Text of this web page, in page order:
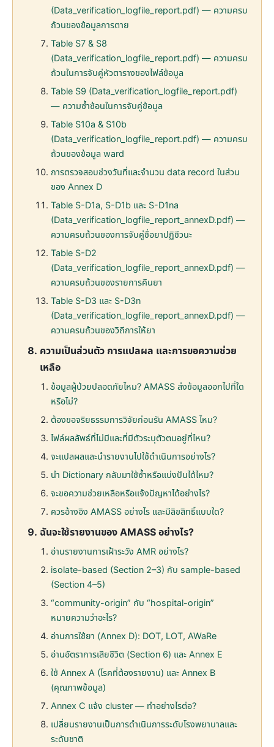
(Data_verification_logfile_report.pdf) — ความครบ
ถ้วนของข้อมูลการตาย
Table S7 & S8
(Data_verification_logfile_report.pdf) — ความครบ
ถ้วนในการจับคู่หัวตารางของไฟล์ข้อมูล
Table S9 (Data_verification_logfile_report.pdf)
— ความซ้ำซ้อนในการจับคู่ข้อมูล
Table S10a & S10b
(Data_verification_logfile_report.pdf) — ความครบ
ถ้วนของข้อมูล ward
การตรวจสอบช่วงวันที่และจำนวน data record ในส่วน
ของ Annex D
Table S-D1a, S-D1b และ S-D1na
(Data_verification_logfile_report_annexD.pdf) —
ความครบถ้วนของการจับคู่ชื่อยาปฏิชีวนะ
Table S-D2
(Data_verification_logfile_report_annexD.pdf) —
ความครบถ้วนของรายการคืนยา
Table S-D3 และ S-D3n
(Data_verification_logfile_report_annexD.pdf) —
ความครบถ้วนของวิถีการให้ยา
ความเป็นส่วนตัว การแปลผล และการขอความช่วย
เหลือ
ข้อมูลผู้ป่วยปลอดภัยไหม? AMASS ส่งข้อมูลออกไปที่ใด
หรือไม่?
ต้องขอจริยธรรมการวิจัยก่อนรัน AMASS ไหม?
ไฟล์ผลลัพธ์ที่ไม่มีและที่มีตัวระบุตัวตนอยู่ที่ไหน?
จะแปลผลและนำรายงานไปใช้ดำเนินการอย่างไร?
นำ Dictionary กลับมาใช้ซ้ำหรือแบ่งปันได้ไหม?
จะขอความช่วยเหลือหรือแจ้งปัญหาได้อย่างไร?
ควรอ้างอิง AMASS อย่างไร และมีลิขสิทธิ์แบบใด?
ฉันจะใช้รายงานของ AMASS อย่างไร?
อ่านรายงานการเฝ้าระวัง AMR อย่างไร?
isolate-based (Section 2–3) กับ sample-based
(Section 4–5)
“community-origin” กับ “hospital-origin”
หมายความว่าอะไร?
อ่านการใช้ยา (Annex D): DOT, LOT, AWaRe
อ่านอัตราการเสียชีวิต (Section 6) และ Annex E
ใช้ Annex A (โรคที่ต้องรายงาน) และ Annex B
(คุณภาพข้อมูล)
Annex C แจ้ง cluster — ทำอย่างไรต่อ?
เปลี่ยนรายงานเป็นการดำเนินการระดับโรงพยาบาลและ
ระดับชาติ